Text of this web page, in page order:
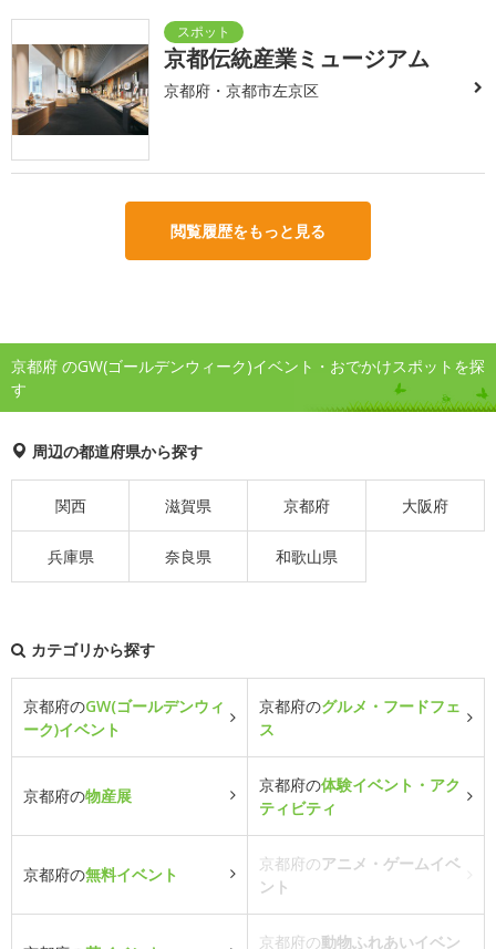
京都伝統産業ミュージアム
京都府・京都市左京区
閲覧履歴をもっと見る
京都府 のGW(ゴールデンウィーク)イベント・おでかけスポットを探
す
周辺の都道府県から探す
関西 滋賀県 京都府 大阪府
兵庫県 奈良県 和歌山県
カテゴリから探す
京都府のGW(ゴールデンウィ
ーク)イベント
京都府のグルメ・フードフェ
ス
京都府の物産展
京都府の体験イベント・アク
ティビティ
京都府の無料イベント
京都府のアニメ・ゲームイベ
ント
京都府の動物ふれあいイベン